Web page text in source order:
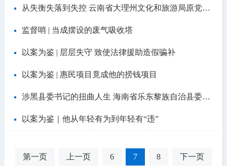
从失衡失落到失控 云南省大理州文化和旅游局原党组书记、局长徐会良严重违纪违法案剖析
监督哨 | 当成摆设的废气吸收塔
以案为鉴 | 层层失守 致使法律援助造假骗补
以案为鉴 | 惠民项目竟成他的捞钱项目
涉黑县委书记的扭曲人生 海南省乐东黎族自治县委原书记吴川祝严重违纪违法案剖析
以案为鉴｜他从年轻有为到年轻有“违”
第一页 上一页 6 7 8 下一页